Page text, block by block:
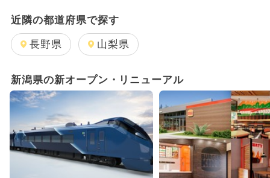
GW(ゴールデンウィーク)
2025年8月のイベント
2025年10月のイベント
2025年9月のイベント 雨の日OK
2025年4月のイベント 日帰り
近隣の都道府県で探す
長野県 山梨県
新潟県の新オープン・リニューアル